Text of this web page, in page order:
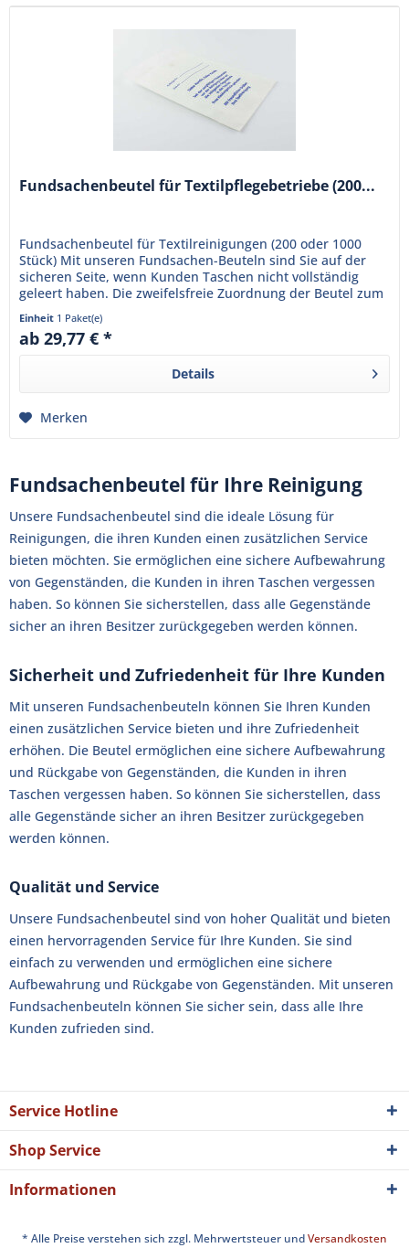
Fundsachenbeutel für Textilpflegebetriebe (200...
Fundsachenbeutel für Textilreinigungen (200 oder 1000
Stück) Mit unseren Fundsachen-Beuteln sind Sie auf der
sicheren Seite, wenn Kunden Taschen nicht vollständig
geleert haben. Die zweifelsfreie Zuordnung der Beutel zum
betreffenden...
Einheit 1 Paket(e)
ab 29,77 € *
Details
Merken
Fundsachenbeutel für Ihre Reinigung
Unsere Fundsachenbeutel sind die ideale Lösung für
Reinigungen, die ihren Kunden einen zusätzlichen Service
bieten möchten. Sie ermöglichen eine sichere Aufbewahrung
von Gegenständen, die Kunden in ihren Taschen vergessen
haben. So können Sie sicherstellen, dass alle Gegenstände
sicher an ihren Besitzer zurückgegeben werden können.
Sicherheit und Zufriedenheit für Ihre Kunden
Mit unseren Fundsachenbeuteln können Sie Ihren Kunden
einen zusätzlichen Service bieten und ihre Zufriedenheit
erhöhen. Die Beutel ermöglichen eine sichere Aufbewahrung
und Rückgabe von Gegenständen, die Kunden in ihren
Taschen vergessen haben. So können Sie sicherstellen, dass
alle Gegenstände sicher an ihren Besitzer zurückgegeben
werden können.
Qualität und Service
Unsere Fundsachenbeutel sind von hoher Qualität und bieten
einen hervorragenden Service für Ihre Kunden. Sie sind
einfach zu verwenden und ermöglichen eine sichere
Aufbewahrung und Rückgabe von Gegenständen. Mit unseren
Fundsachenbeuteln können Sie sicher sein, dass alle Ihre
Kunden zufrieden sind.
Service Hotline
Shop Service
Informationen
* Alle Preise verstehen sich zzgl. Mehrwertsteuer undVersandkosten